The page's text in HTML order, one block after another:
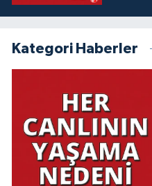
Kategori Haberler